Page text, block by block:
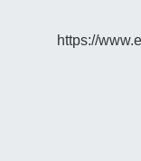
https://